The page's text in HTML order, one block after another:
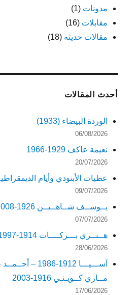
مدونات (1)
مقابلات (16)
مقالات حديثه (18)
أحدث المقالات
الوردة البيضاء (1933)
06/08/2026
نعيمة عاكف 1929-1966
20/07/2026
عطيات الأبنودي وأيام
09/07/2026
يــوســف شــاهــيــن 1926-2008
07/07/2026
هــنــري بـــركــــات 1914-1997
28/06/2026
مــاري كــويـنـي 1916-2003
17/06/2026